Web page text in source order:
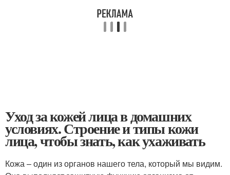
Уход за кожей лица в домашних
условиях. Строение и типы кожи
лица, чтобы знать, как ухаживать
Кожа – один из органов нашего тела, который мы видим.